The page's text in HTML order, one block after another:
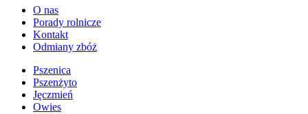
O nas
Porady rolnicze
Kontakt
Odmiany zbóż
Pszenica
Pszenżyto
Jęczmień
Owies